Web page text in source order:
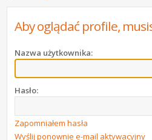
Aby oglądać profile,
Nazwa użytkownika:
Hasło:
Zapomniałem hasła
Wyślij ponownie e-mail aktywacyjny